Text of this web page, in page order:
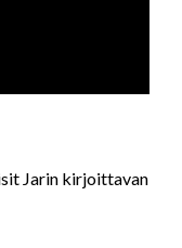
Jarin kirjoittavan